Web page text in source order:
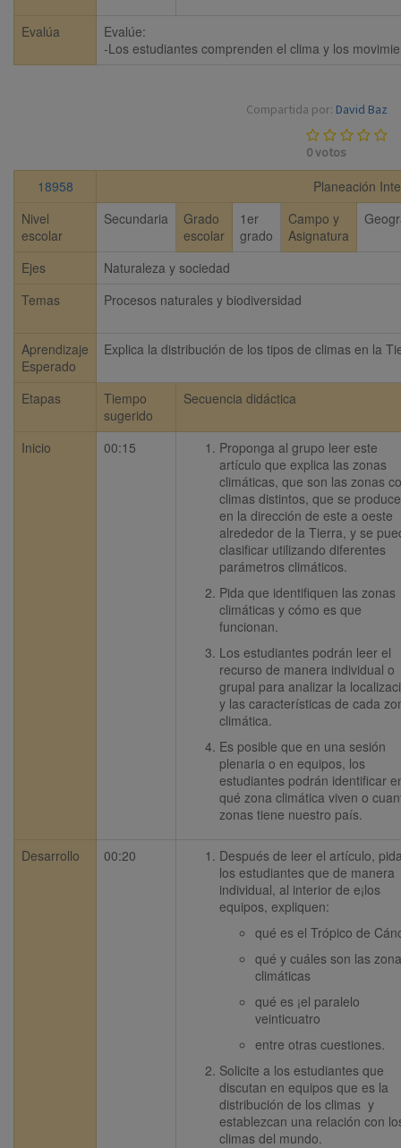
Evalúa
Evalúe:
-Los estudiantes comprenden el clima y los
Compartida por: David Baz
0votos
18958
Planeación
Nivel
escolar
Secundaria
Grado
escolar
1er
grado
Campo y
Asignatura
Ejes
Naturaleza y sociedad
Temas
Procesos naturales y biodiversidad
Aprendizaje
Esperado
Explica la distribución de los tipos de climas en la
Etapas
Tiempo
sugerido
Secuencia didáctica
Inicio 00:15
Proponga al grupo leer este
artículo que explica las zonas
climáticas, que son las zonas
climas distintos, que se
en la dirección de este a oeste
alrededor de la Tierra, y se
clasificar utilizando diferentes
parámetros climáticos.
Pida que identifiquen las zonas
climáticas y cómo es que
funcionan.
Los estudiantes podrán leer el
recurso de manera individual o
grupal para analizar la
y las características de cada
climática.
Es posible que en una sesión
plenaria o en equipos, los
estudiantes podrán identificar
qué zona climática viven o
zonas tiene nuestro país.
Desarrollo 00:20
Después de leer el artículo,
los estudiantes que de manera
individual, al interior de e¡los
equipos, expliquen:
qué es el Trópico de
qué y cuáles son las
climáticas
qué es ¡el paralelo
veinticuatro
entre otras cuestiones.
Solicite a los estudiantes que
discutan en equipos que es la
distribución de los climas  y
establezcan una relación con
climas del mundo.